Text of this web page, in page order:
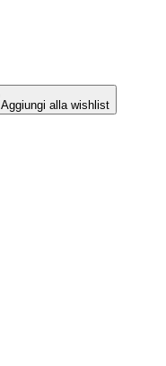
Aggiungi alla wishlist